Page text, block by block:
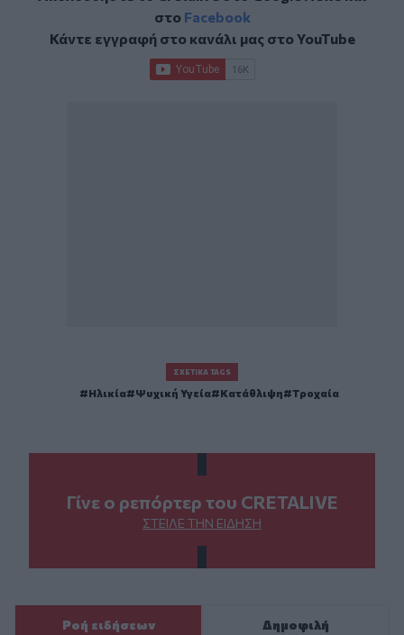
στο Facebook
Κάντε εγγραφή στο κανάλι μας στοYouTube
ΣΧΕΤΙΚΆ TAGS
Ηλικία Ψυχική Υγεία Κατάθλιψη Τροχαία
Γίνε ο ρεπόρτερ του CRETALIVE
ΣΤΕΊΛΕ ΤΗΝ ΕΊΔΗΣΗ
Ροή ειδήσεων Δημοφιλή